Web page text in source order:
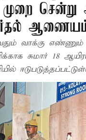
முறை
ஆணையம்
வாக்கு
சுமார் 18